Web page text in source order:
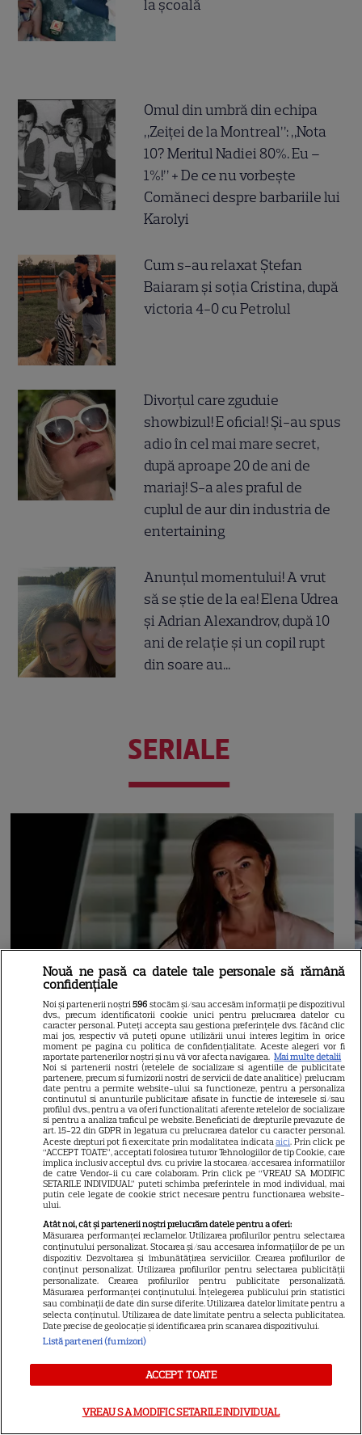
la școală
Omul din umbră din echipa
„Zeiței de la Montreal”: „Nota
10? Meritul Nadiei 80%. Eu –
1%!” + De ce nu vorbește
Comăneci despre barbariile lui
Karolyi
Cum s-au relaxat Ștefan
Baiaram și soția Cristina, după
victoria 4-0 cu Petrolul
Divorțul care zguduie
showbizul! E oficial! Și-au spus
adio în cel mai mare secret,
după aproape 20 de ani de
mariaj! S-a ales praful de
cuplul de aur din industria de
entertaining
Anunțul momentului! A vrut
să se știe de la ea! Elena Udrea
și Adrian Alexandrov, după 10
ani de relație și un copil rupt
din soare au...
SERIALE
RECOMANDĂRI
Adela Popescu, într-un rol
neașteptat în „Fără Urmă”.
Primele imagini din noul serial
PRO TV și când începe
ARTICOLE PARTENERI
Nouă ne pasă ca datele tale personale să rămână
confidențiale
Noi și partenerii noștri596 stocăm și/sau accesăm informații pe dispozitivul
dvs., precum identificatorii cookie unici pentru prelucrarea datelor cu
caracter personal. Puteți accepta sau gestiona preferințele dvs. făcând clic
mai jos, respectiv vă puteți opune utilizării unui interes legitim în orice
moment pe pagina cu politica de confidențialitate. Aceste alegeri vor fi
raportate partenerilor noștri și nu vă vor afecta navigarea. Mai multe detalii
Noi si partenerii nostri (retelele de socializare si agentiile de publicitate
partenere, precum si furnizorii nostri de servicii de date analitice) prelucram
date pentru a permite website-ului sa functioneze, pentru a personaliza
continutul si anunturile publicitare afisate in functie de interesele si/sau
profilul dvs., pentru a va oferi functionalitati aferente retelelor de socializare
si pentru a analiza traficul pe website. Beneficiati de drepturile prevazute de
art. 15-22 din GDPR in legatura cu prelucrarea datelor cu caracter personal.
Aceste drepturi pot fi exercitate prin modalitatea indicataaici. Prin click pe
“ACCEPT TOATE”, acceptati folosirea tuturor Tehnologiilor de tip Cookie, care
implica inclusiv acceptul dvs. cu privire la stocarea/accesarea informatiilor
de catre Vendor-ii cu care colaboram. Prin click pe “VREAU SA MODIFIC
SETARILE INDIVIDUAL” puteti schimba preferintele in mod individual, mai
putin cele legate de cookie strict necesare pentru functionarea website-
ului.
Atât noi, cât și partenerii noștri prelucrăm datele pentru a oferi:
Măsurarea performanței reclamelor. Utilizarea profilurilor pentru selectarea
conținutului personalizat. Stocarea și/sau accesarea informațiilor de pe un
dispozitiv. Dezvoltarea și îmbunătățirea serviciilor. Crearea profilurilor de
conținut personalizat. Utilizarea profilurilor pentru selectarea publicității
personalizate. Crearea profilurilor pentru publicitate personalizată.
Măsurarea performanței conținutului. Înțelegerea publicului prin statistici
sau combinații de date din surse diferite. Utilizarea datelor limitate pentru a
selecta conținutul. Utilizarea de date limitate pentru a selecta publicitatea.
Date precise de geolocație și identificarea prin scanarea dispozitivului.
Listă parteneri (furnizori)
ACCEPT TOATE
VREAU SA MODIFIC SETARILE INDIVIDUAL